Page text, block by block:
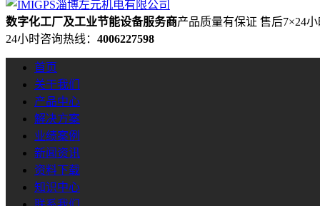
数字化工厂及工业节能设备服务商产品质量有保证 售后7×24
24小时咨询热线： 4006227598
首页
关于我们
产品中心
解决方案
业绩案例
新闻资讯
资料下载
知识中心